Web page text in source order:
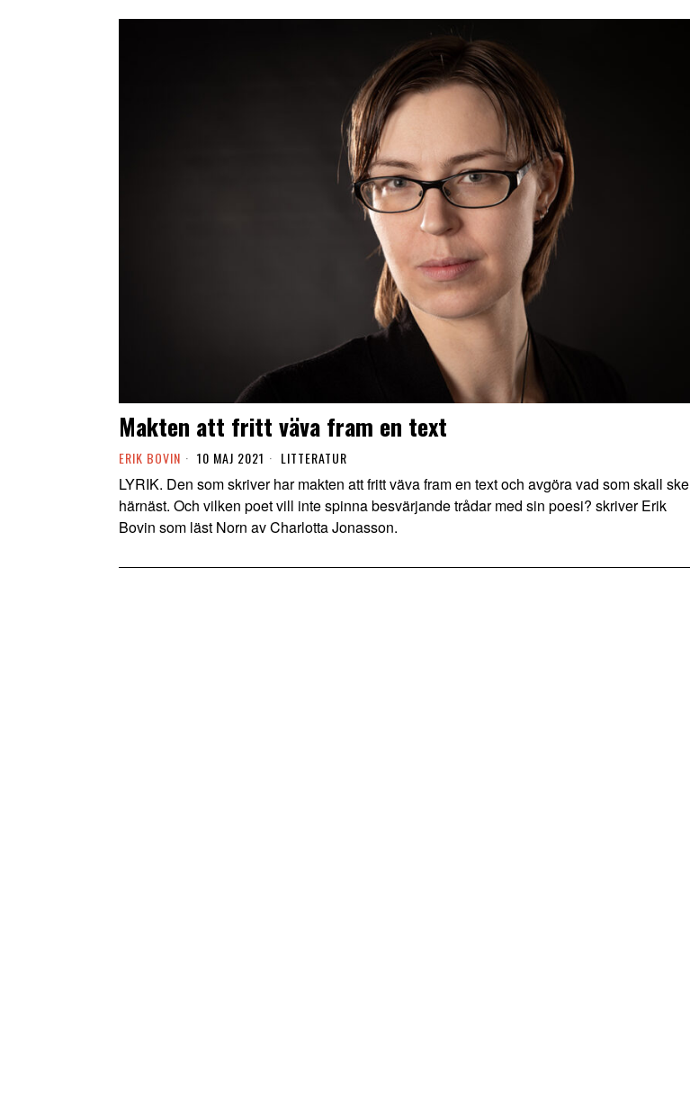
Makten att fritt väva fram en text
ERIK BOVIN 10 MAJ 2021 LITTERATUR
LYRIK. Den som skriver har makten att fritt väva fram en text och avgöra vad som skall ske
härnäst. Och vilken poet vill inte spinna besvärjande trådar med sin poesi? skriver Erik
Bovin som läst Norn av Charlotta Jonasson.